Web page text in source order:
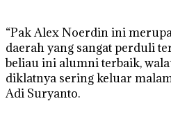
“Pak Alex Noerdin ini
daerah yang sangat perduli
beliau ini alumni terbaik,
diklatnya sering keluar
Adi Suryanto.